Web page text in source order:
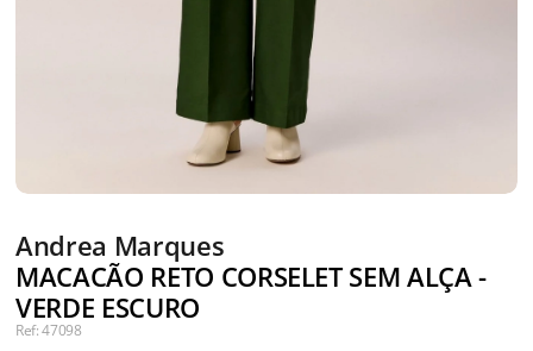
Andrea Marques
MACACÃO RETO CORSELET SEM ALÇA -
VERDE ESCURO
Ref: 47098